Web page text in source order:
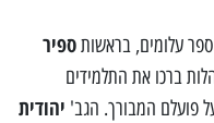
עלומים, בראשותספיר
ברכו את התלמידים
פועלם המבורך. הגב' יהודית